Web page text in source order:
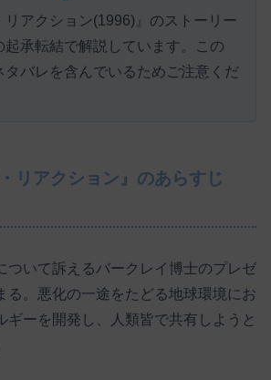
リアクション(1996)』のストーリー
起承転結で解説しています。この
タバレを含んでいるためご注意くだ
リアクション』のあらすじ
ついて訴えるバークレイ博士のプレゼ
る。悪化の一途をたどる地球環境にお
ギーを開発し、人類皆で共有しようと